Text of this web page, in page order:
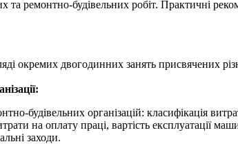
та ремонтно-будівельних робіт. Практичні
окремих двогодинних занять присвячених
будівельних організацій: класифікація
на оплату праці, вартість експлуатації
заходи.